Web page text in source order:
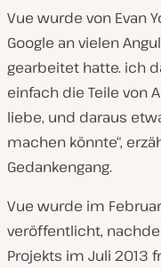
Vue wurde von Evan
Google an vielen
gearbeitet hatte. ich
einfach die Teile von
liebe, und daraus
machen könnte“,
Gedankengang.
Vue wurde im
veröffentlicht,
Projekts im Juli 2013